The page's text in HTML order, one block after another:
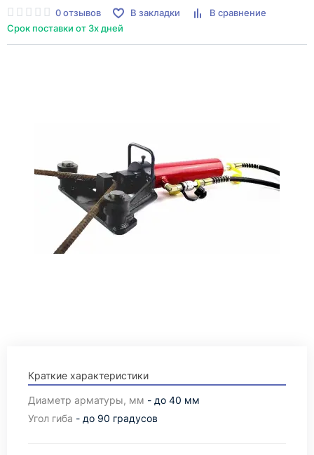
0 отзывов В закладки
В сравнение
Срок поставки от 3х дней
Краткие характеристики
Диаметр арматуры, мм - до 40 мм
Угол гиба - до 90 градусов